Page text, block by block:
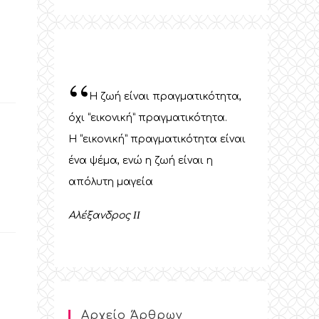
“Η ζωή είναι πραγματικότητα,
όχι “εικονική” πραγματικότητα.
Η “εικονική” πραγματικότητα είναι
ένα ψέμα, ενώ η ζωή είναι η
απόλυτη μαγεία
Αλέξανδρος II
Αρχείο Άρθρων